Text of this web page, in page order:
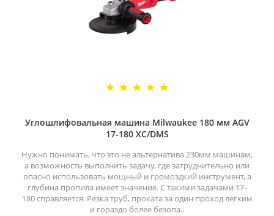
Углошлифовальная машина Milwaukee 180 мм AGV
17-180 XC/DMS
Нужно понимать, что это не альтернатива 230мм машинам,
а возможность выполнить задачу, где затруднительно или
опасно использовать мощный и громоздкий инструмент, а
глубина пропила имеет значение. С такими задачами 17-
180 справляется. Резка труб, проката за один проход легким
и гораздо более безопа..